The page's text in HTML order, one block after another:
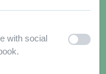
with social
off on